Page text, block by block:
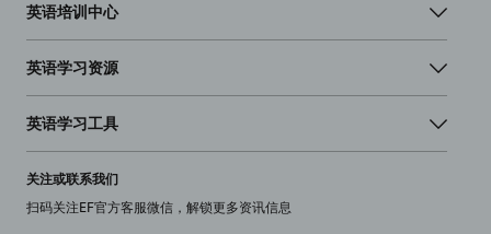
英语培训中心
英语学习资源
英语学习工具
关注或联系我们
扫码关注EF官方客服微信，解锁更多资讯信息